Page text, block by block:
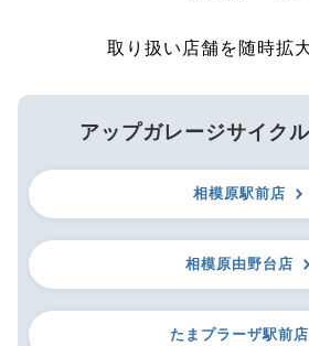
取り扱い店舗を随時拡
アップガレージサイク
相模原駅前店
相模原由野台店
たまプラーザ駅前店